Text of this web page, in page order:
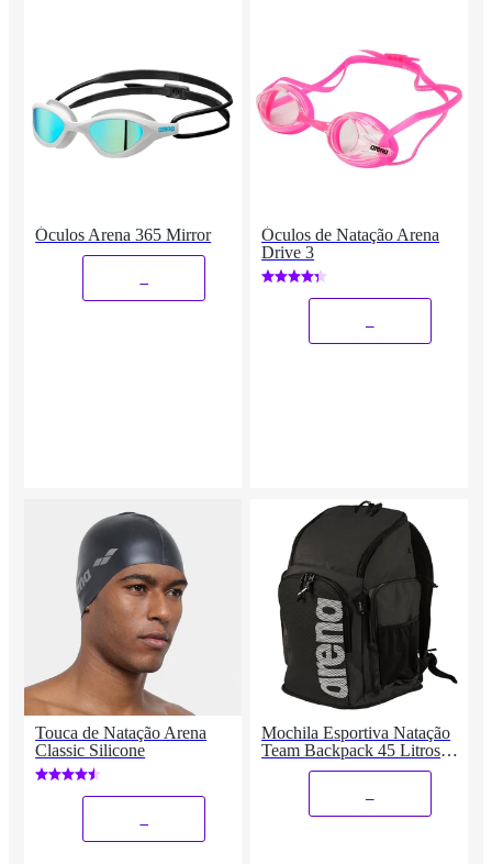
Óculos Arena 365 Mirror
Óculos de Natação Arena
Drive 3
Touca de Natação Arena
Classic Silicone
Mochila Esportiva Natação
Team Backpack 45 Litros